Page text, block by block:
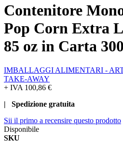
Contenitore
Pop Corn Extra
85 oz in Carta
IMBALLAGGI ALIMENTARI -
TAKE-AWAY
+ IVA 100,86 €
| Spedizione gratuita
Sii il primo a recensire questo prodotto
Disponibile
SKU